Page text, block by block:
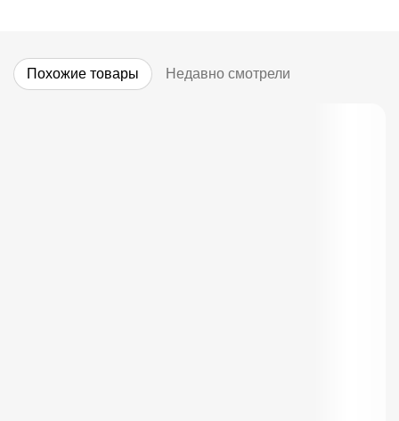
Похожие товары Недавно смотрели